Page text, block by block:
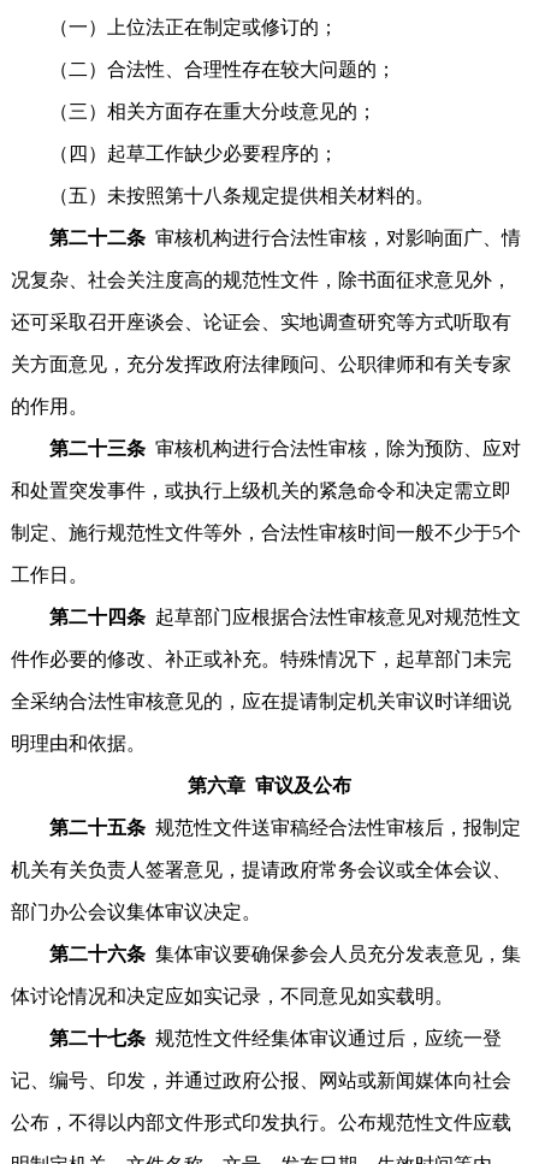
（一）上位法正在制定或修订的；
（二）合法性、合理性存在较大问题的；
（三）相关方面存在重大分歧意见的；
（四）起草工作缺少必要程序的；
（五）未按照第十八条规定提供相关材料的。
第二十二条 审核机构进行合法性审核，对影响面广、情
况复杂、社会关注度高的规范性文件，除书面征求意见外，
还可采取召开座谈会、论证会、实地调查研究等方式听取有
关方面意见，充分发挥政府法律顾问、公职律师和有关专家
的作用。
第二十三条 审核机构进行合法性审核，除为预防、应对
和处置突发事件，或执行上级机关的紧急命令和决定需立即
制定、施行规范性文件等外，合法性审核时间一般不少于5个
工作日。
第二十四条 起草部门应根据合法性审核意见对规范性文
件作必要的修改、补正或补充。特殊情况下，起草部门未完
全采纳合法性审核意见的，应在提请制定机关审议时详细说
明理由和依据。
第六章 审议及公布
第二十五条 规范性文件送审稿经合法性审核后，报制定
机关有关负责人签署意见，提请政府常务会议或全体会议、
部门办公会议集体审议决定。
第二十六条 集体审议要确保参会人员充分发表意见，集
体讨论情况和决定应如实记录，不同意见如实载明。
第二十七条 规范性文件经集体审议通过后，应统一登
记、编号、印发，并通过政府公报、网站或新闻媒体向社会
公布，不得以内部文件形式印发执行。公布规范性文件应载